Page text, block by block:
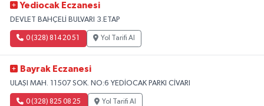
Yediocak Eczanesi
DEVLET BAHÇELİ BULVARI 3.ETAP
0 (328) 814 20 51 Yol Tarifi Al
Bayrak Eczanesi
ULAŞI MAH. 11507 SOK. NO:6 YEDİOCAK PARKI CİVARI
0 (328) 825 08 25 Yol Tarifi Al